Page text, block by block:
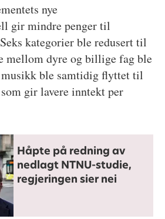
nye
gir mindre penger til
kategorier ble redusert til
mellom dyre og billige fag ble
ble samtidig flyttet til
gir lavere inntekt per
Håpte på redning av
nedlagt NTNU-studie,
regjeringen sier nei